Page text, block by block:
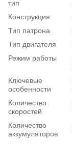
тип
Конструкция
Тип патрона
Тип двигателя
Режим работы
Ключевые
особенности
Количество
скоростей
Количество
аккумуляторов